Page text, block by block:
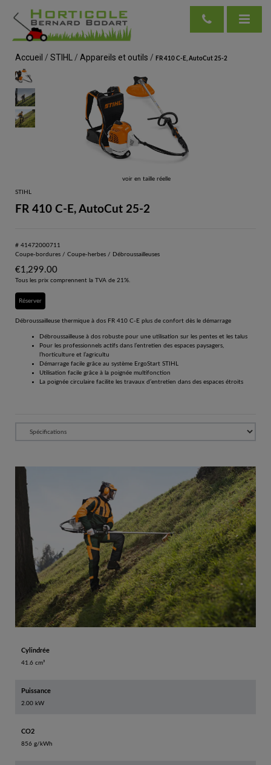
Accueil / STIHL/ Appareils et outils / FR 410 C-E, AutoCut 25-2
voir en taille réelle
STIHL
FR 410 C-E, AutoCut 25-2
# 41472000711
Coupe-bordures / Coupe-herbes / Débroussailleuses
€1,299.00
Tous les prix comprennent la TVA de 21%.
Réserver
Débroussailleuse thermique à dos FR 410 C-E plus de confort dès le démarrage
Débroussailleuse à dos robuste pour une utilisation sur les pentes et les talus
Pour les professionnels actifs dans l’entretien des espaces paysagers,
l’horticulture et l’agricultu
Démarrage facile grâce au système ErgoStart STIHL
Utilisation facile grâce à la poignée multifonction
La poignée circulaire facilite les travaux d’entretien dans des espaces étroits
Cylindrée
41.6 cm³
Puissance
2.00 kW
CO2
856 g/kWh